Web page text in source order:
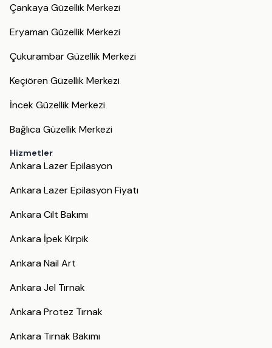
Çankaya Güzellik Merkezi
Eryaman Güzellik Merkezi
Çukurambar Güzellik Merkezi
Keçiören Güzellik Merkezi
İncek Güzellik Merkezi
Bağlıca Güzellik Merkezi
Hizmetler
Ankara Lazer Epilasyon
Ankara Lazer Epilasyon Fiyatı
Ankara Cilt Bakımı
Ankara İpek Kirpik
Ankara Nail Art
Ankara Jel Tırnak
Ankara Protez Tırnak
Ankara Tırnak Bakımı